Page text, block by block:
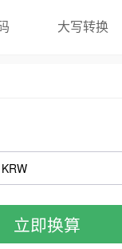
大写转换
立即换算